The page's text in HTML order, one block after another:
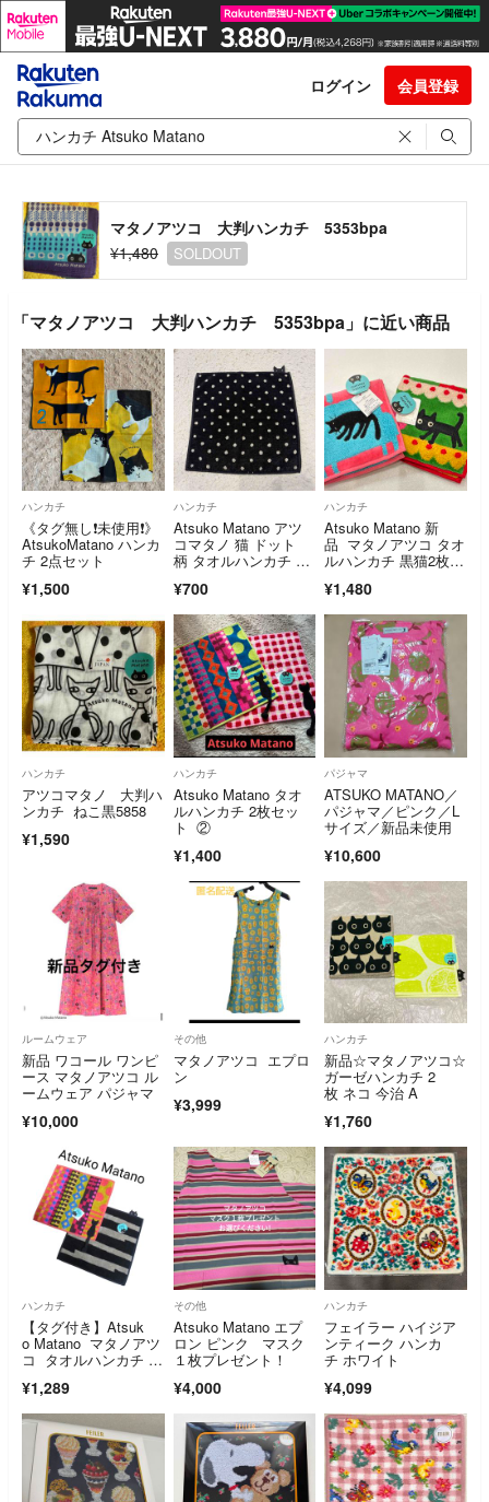
ログイン 会員登録
マタノアツコ 大判ハンカチ 5353bpa
¥1,480
SOLDOUT
「マタノアツコ 大判ハンカチ 5353bpa」に近い商品
ハンカチ
《タグ無し❗️未使用❗️》
AtsukoMatano ハンカ
チ 2点セット
¥1,500
ハンカチ
Atsuko Matano アツ
コマタノ 猫 ドット
柄 タオルハンカチ ブ
¥700
ハンカチ
Atsuko Matano 新
品 マタノアツコ タオ
ルハンカチ 黒猫2枚セ
¥1,480
ハンカチ
アツコマタノ 大判ハ
ンカチ ねこ黒5858
¥1,590
ハンカチ
Atsuko Matano タオ
ルハンカチ 2枚セッ
ト ②
¥1,400
パジャマ
ATSUKO MATANO／
パジャマ／ピンク／L
サイズ／新品未使用
¥10,600
ルームウェア
新品 ワコール ワンピ
ース マタノアツコ ル
ームウェア パジャマ
¥10,000
その他
マタノアツコ エプロ
ン
¥3,999
ハンカチ
新品☆マタノアツコ☆
ガーゼハンカチ 2
枚 ネコ 今治 A
¥1,760
ハンカチ
【タグ付き】Atsuk
o Matano マタノアツ
コ タオルハンカチ 2
¥1,289
その他
Atsuko Matano エプ
ロン ピンク マスク
１枚プレゼント！
¥4,000
ハンカチ
フェイラー ハイジア
ンティーク ハンカ
チ ホワイト
¥4,099